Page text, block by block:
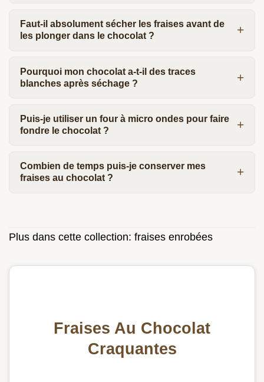
Faut-il absolument sécher les fraises avant de
les plonger dans le chocolat ?
Pourquoi mon chocolat a-t-il des traces
blanches après séchage ?
Puis-je utiliser un four à micro ondes pour faire
fondre le chocolat ?
Combien de temps puis-je conserver mes
fraises au chocolat ?
Plus dans cette collection: fraises enrobées
Fraises Au Chocolat
Craquantes